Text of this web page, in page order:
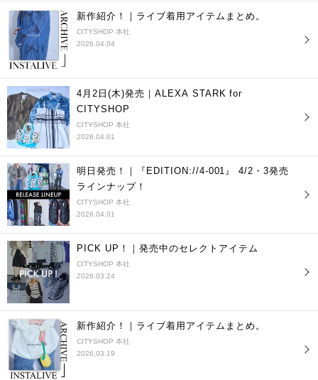
新作紹介！｜ライブ着用アイテムまとめ。
CITYSHOP 本社
2026.04.04
4月2日(木)発売｜ALEXA STARK for
CITYSHOP
CITYSHOP 本社
2026.04.01
明日発売！｜『EDITION://4-001』 4/2・3発売
ラインナップ！
CITYSHOP 本社
2026.04.01
PICK UP！｜発売中のセレクトアイテム
CITYSHOP 本社
2026.03.24
新作紹介！｜ライブ着用アイテムまとめ。
CITYSHOP 本社
2026.03.19